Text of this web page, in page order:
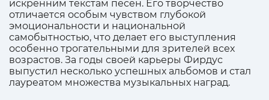
искренним текстам песен. Его творчество
отличается особым чувством глубокой
эмоциональности и национальной
самобытностью, что делает его выступления
особенно трогательными для зрителей всех
возрастов. За годы своей карьеры Фирдус
выпустил несколько успешных альбомов и стал
лауреатом множества музыкальных наград.